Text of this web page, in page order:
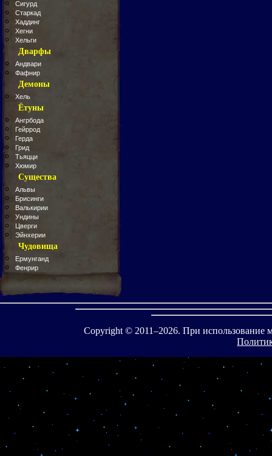
Сигурд
Старкад
Хаддинг
Хегни
Хельги
Дварфы
Андвари
Фафнир
Демоны
Хель
Ётуны
Ангрбода
Гейррод
Герда
Грид
Тьяцци
Хюмир
Существа
Альвы
Брисинги
Валькирии
Ундины
Цверги
Эйнхерии
Чудовища
Ермунганд
Фенрир
Copyright © 2011–2026. При использование